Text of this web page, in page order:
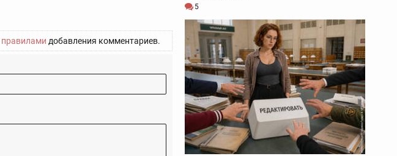
правилами добавления комментариев.
5